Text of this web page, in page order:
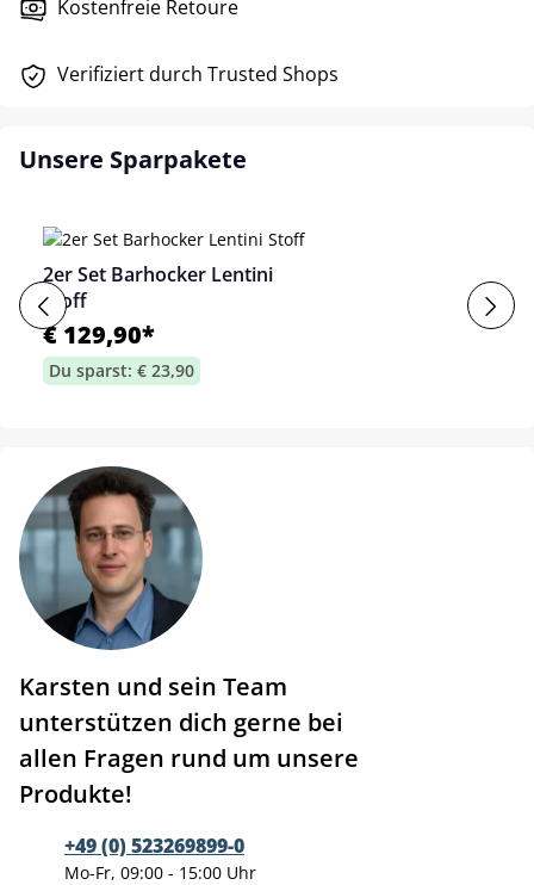
Kostenfreie Retoure
Verifiziert durch Trusted Shops
Unsere Sparpakete
2er Set Barhocker Lentini
Stoff
€ 129,90*
Du sparst: € 23,90
Karsten und sein Team
unterstützen dich gerne bei
allen Fragen rund um unsere
Produkte!
+49 (0) 523269899-0
Mo-Fr, 09:00 - 15:00 Uhr